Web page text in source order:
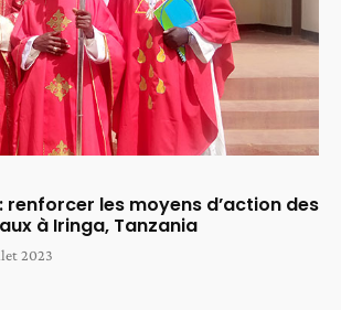
: renforcer les moyens d’action des
à Iringa, Tanzania
2023